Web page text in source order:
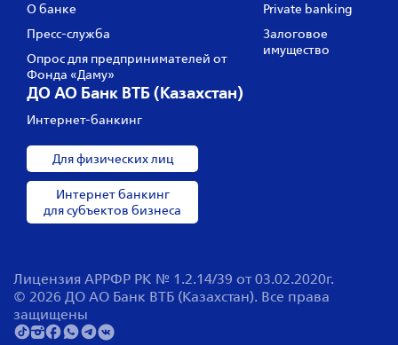
О банке
Пресс‑служба
Опрос для предпринимателей от
Фонда «Даму»
Private banking
Залоговое
имущество
ДО АО Банк ВТБ (Казахстан)
Интернет-банкинг
Для физических лиц
Интернет банкинг
для субъектов бизнеса
Лицензия АРРФР РК № 1.2.14/39 от 03.02.2020г.
© 2026 ДО АО Банк ВТБ (Казахстан). Все права
защищены